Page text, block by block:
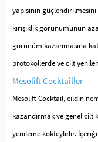
yapısının
kırışıklık görünümünün
görünüm kazanmasına
protokollerde ve cilt
Mesolift Cocktailler
Mesolift Cocktail, cildin
kazandırmak ve genel
yenileme kokteylidir.